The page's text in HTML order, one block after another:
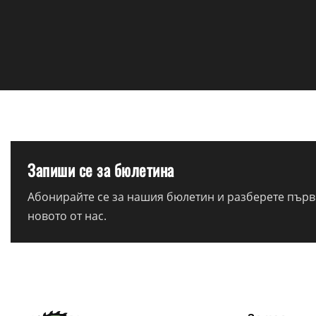
Запиши се за бюлетина
Абонирайте се за нашия бюлетин и разберете
новото от нас.